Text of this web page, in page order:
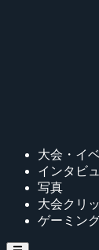
大会・イ
インタビ
写真
大会クリ
ゲーミン